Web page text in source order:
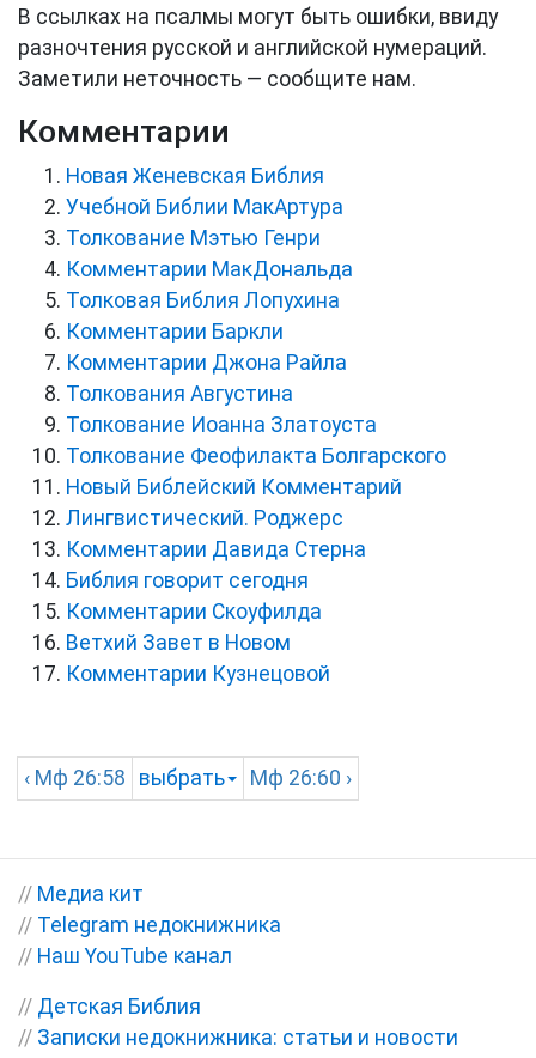
В ссылках на псалмы могут быть ошибки, ввиду
разночтения русской и английской нумераций.
Заметили неточность — сообщите нам.
Комментарии
Новая Женевская Библия
Учебной Библии МакАртура
Толкование Мэтью Генри
Комментарии МакДональда
Толковая Библия Лопухина
Комментарии Баркли
Комментарии Джона Райла
Толкования Августина
Толкование Иоанна Златоуста
Толкование Феофилакта Болгарского
Новый Библейский Комментарий
Лингвистический. Роджерс
Комментарии Давида Стерна
Библия говорит сегодня
Комментарии Скоуфилда
Ветхий Завет в Новом
Комментарии Кузнецовой
‹ Мф 26:58 выбрать Мф 26:60 ›
// Медиа кит
// Telegram недокнижника
// Наш YouTube канал
// Детская Библия
// Записки недокнижника: статьи и новости